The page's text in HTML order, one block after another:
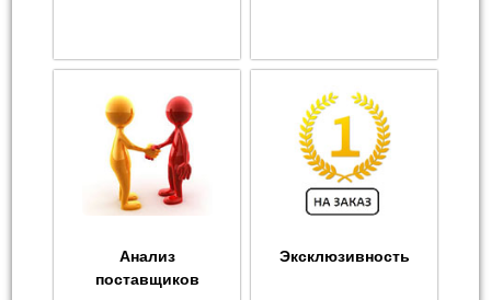
Анализ
поставщиков
Эксклюзивность